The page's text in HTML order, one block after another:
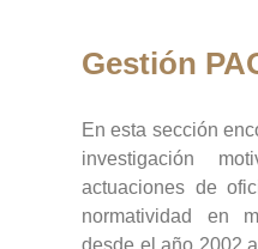
Gestión
En esta sección
investigación
actuaciones de
normatividad en
desde el año 2002